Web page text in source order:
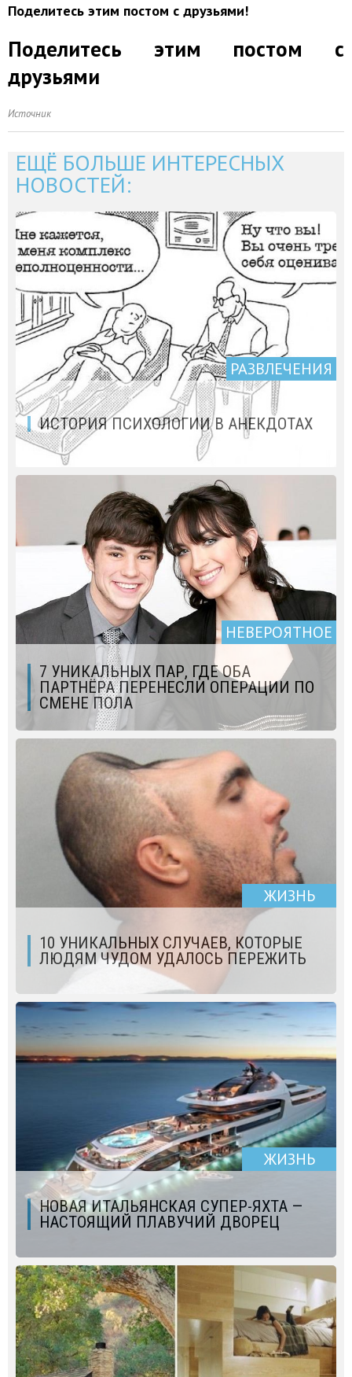
Поделитесь этим постом с друзьями!
Поделитесь этим постом с
друзьями
Источник
ЕЩЁ БОЛЬШЕ ИНТЕРЕСНЫХ
НОВОСТЕЙ:
РАЗВЛЕЧЕНИЯ
ИСТОРИЯ ПСИХОЛОГИИ В АНЕКДОТАХ
НЕВЕРОЯТНОЕ
7 УНИКАЛЬНЫХ ПАР, ГДЕ ОБА
ПАРТНЁРА ПЕРЕНЕСЛИ ОПЕРАЦИИ ПО
СМЕНЕ ПОЛА
ЖИЗНЬ
10 УНИКАЛЬНЫХ СЛУЧАЕВ, КОТОРЫЕ
ЛЮДЯМ ЧУДОМ УДАЛОСЬ ПЕРЕЖИТЬ
ЖИЗНЬ
НОВАЯ ИТАЛЬЯНСКАЯ СУПЕР-ЯХТА —
НАСТОЯЩИЙ ПЛАВУЧИЙ ДВОРЕЦ